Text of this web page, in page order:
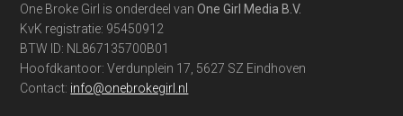
One Broke Girl is onderdeel vanOne Girl Media B.V.
KvK registratie: 95450912
BTW ID: NL867135700B01
Hoofdkantoor: Verdunplein 17, 5627 SZ Eindhoven
Contact: info@onebrokegirl.nl